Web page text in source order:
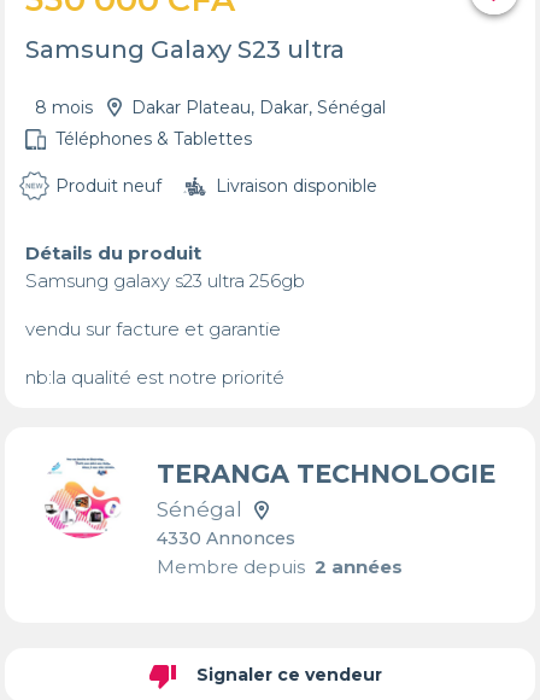
Samsung Galaxy S23 ultra
8 mois
Dakar Plateau, Dakar, Sénégal
Téléphones & Tablettes
Produit neuf Livraison disponible
Détails du produit
Samsung galaxy s23 ultra 256gb
vendu sur facture et garantie
nb:la qualité est notre priorité
TERANGA TECHNOLOGIE
Sénégal
4330 Annonces
Membre depuis2 années
thumb_down Signaler ce vendeur